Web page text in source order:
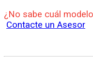
¿No sabe cuál
Contacte un Asesor